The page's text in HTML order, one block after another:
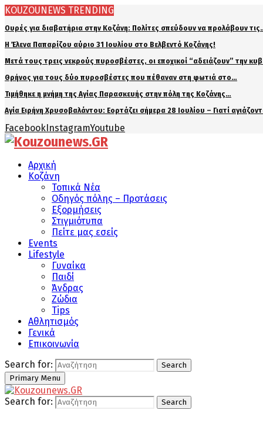
KOUZOUNEWS TRENDING
Ουρές για διαβατήρια στην Κοζάνη: Πολίτες σπεύδουν να προλάβουν
Η Έλενα Παπαρίζου αύριο 31 Ιουλίου στο Βελβεντό Κοζάνης!
Μετά τους τρεις νεκρούς πυροσβέστες, οι εποχικοί “αδειάζουν” την
Θρήνος για τους δύο πυροσβέστες που πέθαναν στη φωτιά στο…
Τιμήθηκε η μνήμη της Αγίας Παρασκευής στην πόλη της Κοζάνης…
Αγία Ειρήνη Χρυσοβαλάντου: Εορτάζει σήμερα 28 Ιουλίου – Γιατί
FacebookInstagramYoutube
Αρχική
Κοζάνη
Τοπικά Νέα
Οδηγός πόλης – Προτάσεις
Εξορμήσεις
Στιγμιότυπα
Πείτε μας εσείς
Events
Lifestyle
Γυναίκα
Παιδί
Άνδρας
Ζώδια
Tips
Αθλητισμός
Γενικά
Επικοινωνία
Search for:
Search
Primary Menu
Search for: Search